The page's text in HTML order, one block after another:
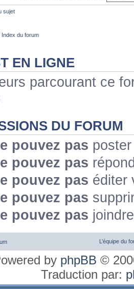
sujet
du forum
EN LIGNE
parcourant ce
DU FORUM
pouvez pas
pouvez pas
pouvez pas éditer
pouvez pas
pouvez pas
L’équipe du
by phpBB ©
Traduction par: